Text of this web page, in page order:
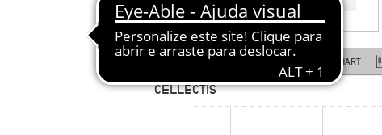
LINE CHART CANDLESTICK CHART
CELLECTIS